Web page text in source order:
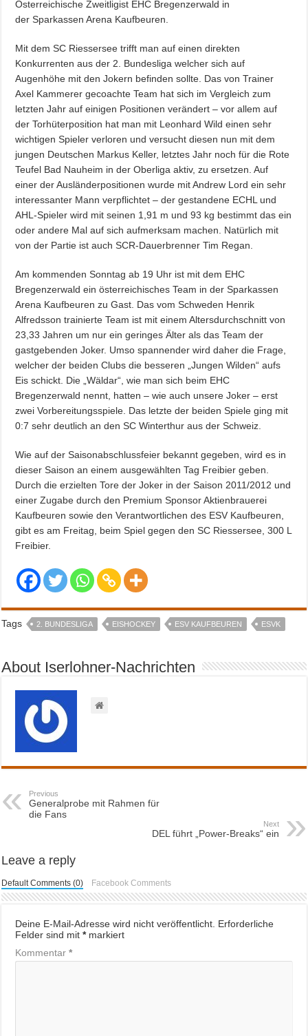
Österreichische Zweitligist EHC Bregenzerwald in
der Sparkassen Arena Kaufbeuren.
Mit dem SC Riessersee trifft man auf einen direkten
Konkurrenten aus der 2. Bundesliga welcher sich auf
Augenhöhe mit den Jokern befinden sollte. Das von Trainer
Axel Kammerer gecoachte Team hat sich im Vergleich zum
letzten Jahr auf einigen Positionen verändert – vor allem auf
der Torhüterposition hat man mit Leonhard Wild einen sehr
wichtigen Spieler verloren und versucht diesen nun mit dem
jungen Deutschen Markus Keller, letztes Jahr noch für die Rote
Teufel Bad Nauheim in der Oberliga aktiv, zu ersetzen. Auf
einer der Ausländerpositionen wurde mit Andrew Lord ein sehr
interessanter Mann verpflichtet – der gestandene ECHL und
AHL-Spieler wird mit seinen 1,91 m und 93 kg bestimmt das ein
oder andere Mal auf sich aufmerksam machen. Natürlich mit
von der Partie ist auch SCR-Dauerbrenner Tim Regan.
Am kommenden Sonntag ab 19 Uhr ist mit dem EHC
Bregenzerwald ein österreichisches Team in der Sparkassen
Arena Kaufbeuren zu Gast. Das vom Schweden Henrik
Alfredsson trainierte Team ist mit einem Altersdurchschnitt von
23,33 Jahren um nur ein geringes Älter als das Team der
gastgebenden Joker. Umso spannender wird daher die Frage,
welcher der beiden Clubs die besseren „Jungen Wilden“ aufs
Eis schickt. Die „Wäldar“, wie man sich beim EHC
Bregenzerwald nennt, hatten – wie auch unsere Joker – erst
zwei Vorbereitungsspiele. Das letzte der beiden Spiele ging mit
0:7 sehr deutlich an den SC Winterthur aus der Schweiz.
Wie auf der Saisonabschlussfeier bekannt gegeben, wird es in
dieser Saison an einem ausgewählten Tag Freibier geben.
Durch die erzielten Tore der Joker in der Saison 2011/2012 und
einer Zugabe durch den Premium Sponsor Aktienbrauerei
Kaufbeuren sowie den Verantwortlichen des ESV Kaufbeuren,
gibt es am Freitag, beim Spiel gegen den SC Riessersee, 300 L
Freibier.
Tags 2. BUNDESLIGA EISHOCKEY ESV KAUFBEUREN ESVK
About Iserlohner-Nachrichten
Previous
Generalprobe mit Rahmen für
die Fans
Next
DEL führt „Power-Breaks“ ein
Leave a reply
Default Comments (0) Facebook Comments
Deine E-Mail-Adresse wird nicht veröffentlicht. Erforderliche
Felder sind mit*markiert
Kommentar*